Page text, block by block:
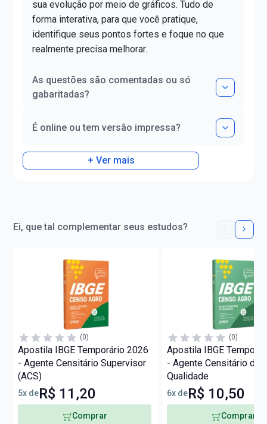
sua evolução por meio de gráficos. Tudo de
forma interativa, para que você pratique,
identifique seus pontos fortes e foque no que
realmente precisa melhorar.
As questões são comentadas ou só
gabaritadas?
É online ou tem versão impressa?
+ Ver mais
Ei, que tal complementar seus estudos?
(0)
Apostila IBGE Temporário 2026
- Agente Censitário Supervisor
(ACS)
5x deR$ 11,20
Comprar
(0)
Apostila IBGE
- Agente Censitário de
Qualidade
6x deR$ 10,50
Comprar